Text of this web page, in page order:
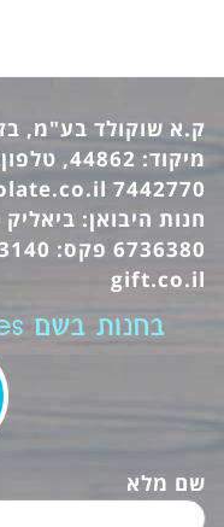
7442770
6736380 פקס: 03-6733140
gift.co.il
בחנות בשם goodies ביאליק רמת גן
שם מלא